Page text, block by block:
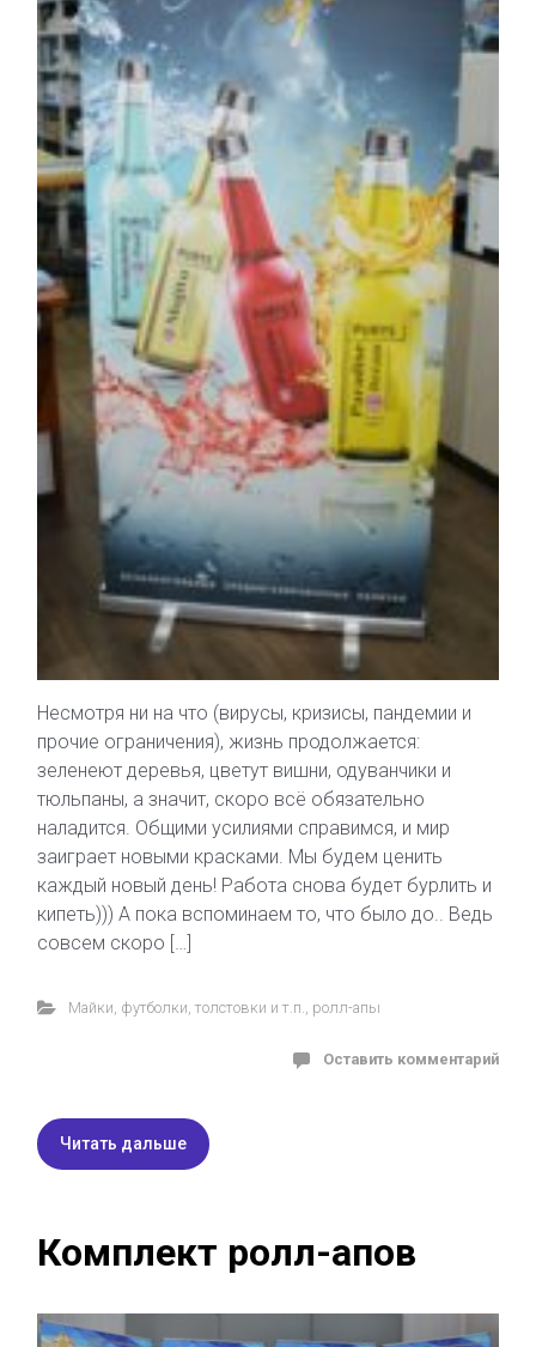
Несмотря ни на что (вирусы, кризисы, пандемии и
прочие ограничения), жизнь продолжается:
зеленеют деревья, цветут вишни, одуванчики и
тюльпаны, а значит, скоро всё обязательно
наладится. Общими усилиями справимся, и мир
заиграет новыми красками. Мы будем ценить
каждый новый день! Работа снова будет бурлить и
кипеть))) А пока вспоминаем то, что было до.. Ведь
совсем скоро […]
Майки, футболки, толстовки и т.п. ролл-апы
Оставить комментарий
Читать дальше
Комплект ролл-апов